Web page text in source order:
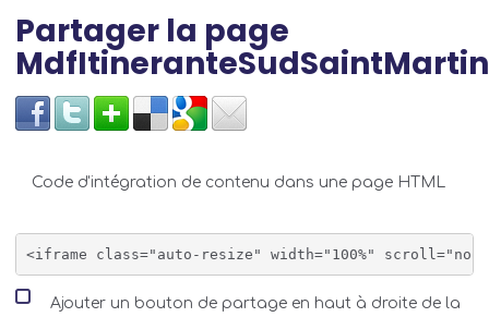
Partager la page
Code d'intégration de contenu dans une page HTML
Ajouter un bouton de partage en haut à droite de la